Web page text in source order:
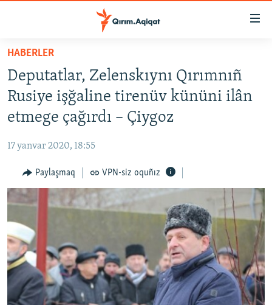
Esas
qaytmaq
Baş
navigatsiyağa
qaytmaq
Qıdıruvğa
qaytmaq
SİYASET
İQTİSADİYAT
MEDENİYET
İNSAN AQLARI
VİDEO
BLOGLAR
FİKİR
Русский
HABERLER
Deputatlar, Zelenskıynı Qırımnıñ
Rusiye işğaline tirenüv kününi ilân
etmege çağırdı – Çiygoz
17 yanvar 2020, 18:55
Paylaşmaq VPN-siz oquñız